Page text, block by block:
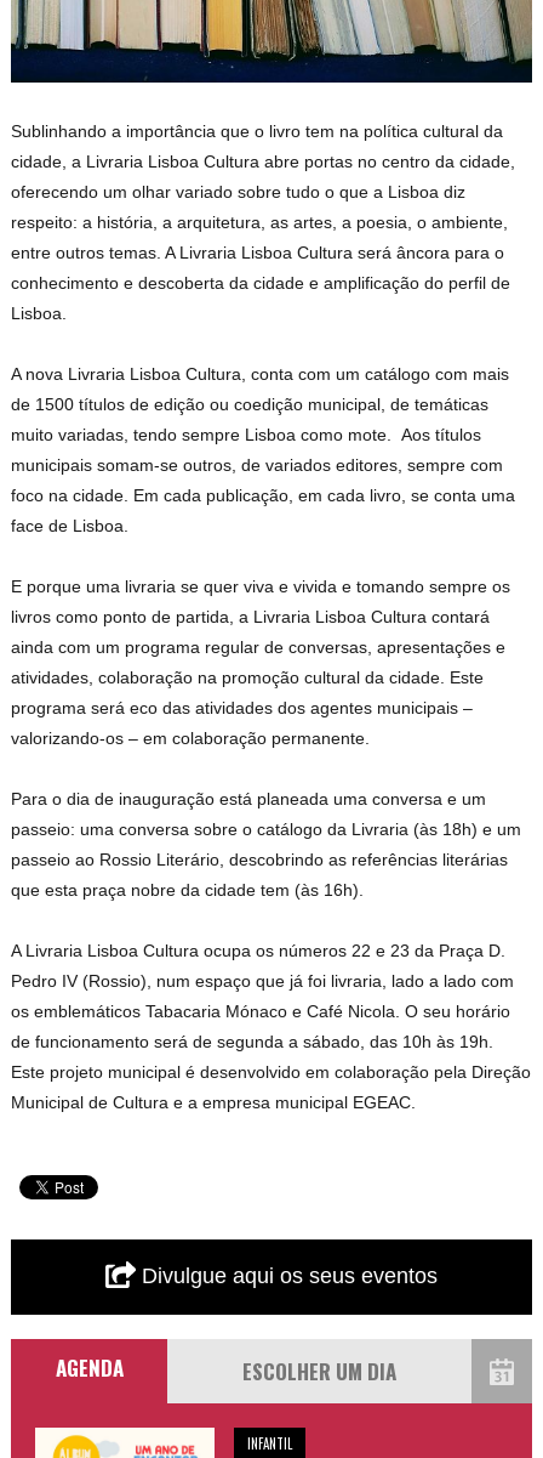
Sublinhando a importância que o livro tem na política cultural da
cidade, a Livraria Lisboa Cultura abre portas no centro da cidade,
oferecendo um olhar variado sobre tudo o que a Lisboa diz
respeito: a história, a arquitetura, as artes, a poesia, o ambiente,
entre outros temas. A Livraria Lisboa Cultura será âncora para o
conhecimento e descoberta da cidade e amplificação do perfil de
Lisboa.
A nova Livraria Lisboa Cultura, conta com um catálogo com mais
de 1500 títulos de edição ou coedição municipal, de temáticas
muito variadas, tendo sempre Lisboa como mote. Aos títulos
municipais somam-se outros, de variados editores, sempre com
foco na cidade. Em cada publicação, em cada livro, se conta uma
face de Lisboa.
E porque uma livraria se quer viva e vivida e tomando sempre os
livros como ponto de partida, a Livraria Lisboa Cultura contará
ainda com um programa regular de conversas, apresentações e
atividades, colaboração na promoção cultural da cidade. Este
programa será eco das atividades dos agentes municipais –
valorizando-os – em colaboração permanente.
Para o dia de inauguração está planeada uma conversa e um
passeio: uma conversa sobre o catálogo da Livraria (às 18h) e um
passeio ao Rossio Literário, descobrindo as referências literárias
que esta praça nobre da cidade tem (às 16h).
A Livraria Lisboa Cultura ocupa os números 22 e 23 da Praça D.
Pedro IV (Rossio), num espaço que já foi livraria, lado a lado com
os emblemáticos Tabacaria Mónaco e Café Nicola. O seu horário
de funcionamento será de segunda a sábado, das 10h às 19h.
Este projeto municipal é desenvolvido em colaboração pela Direção
Municipal de Cultura e a empresa municipal EGEAC.
Divulgue aqui os seus eventos
AGENDA
INFANTIL